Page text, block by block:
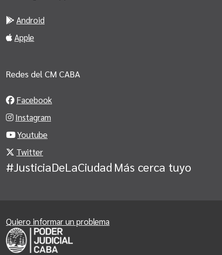
Android
Apple
Redes del CM CABA
Facebook
Instagram
Youtube
Twitter
#JusticiaDeLaCiudad Más cerca tuyo
Quiero informar un problema